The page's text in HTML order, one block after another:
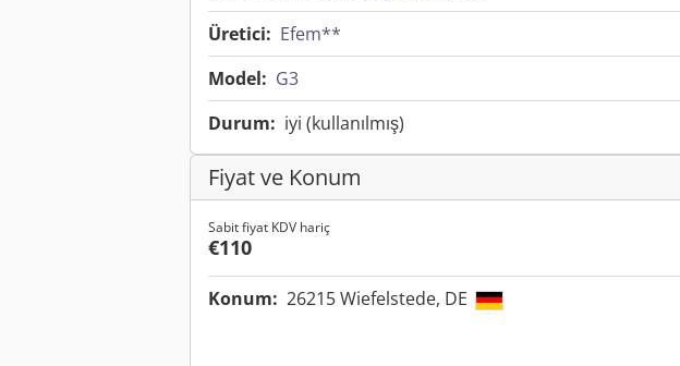
Üretici: Efem**
Model: G3
Durum: iyi (kullanılmış)
Fiyat ve Konum
Sabit fiyat KDV hariç
€110
Konum: 26215 Wiefelstede, DE